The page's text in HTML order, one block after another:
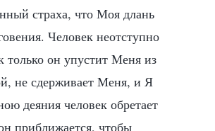
страха, что Моя длань
Человек неотступно
только он упустит Меня из
не сдерживает Меня, и Я
деяния человек обретает
приближается, чтобы